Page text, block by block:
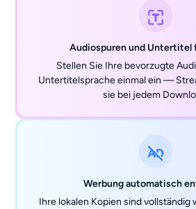
Audiospuren und Untertitel
Stellen Sie Ihre bevorzugte
Untertitelsprache einmal ein —
sie bei jedem
Werbung automatisch
Ihre lokalen Kopien sind